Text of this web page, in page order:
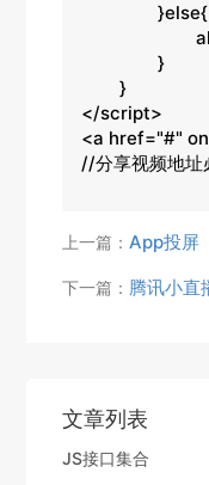
		}else{
			alert('分享失败');
		}
	}
</script>
<a href="#"
//分享视频地址
上一篇： App投屏
下一篇： 腾讯小直
文章列表
JS接口集合